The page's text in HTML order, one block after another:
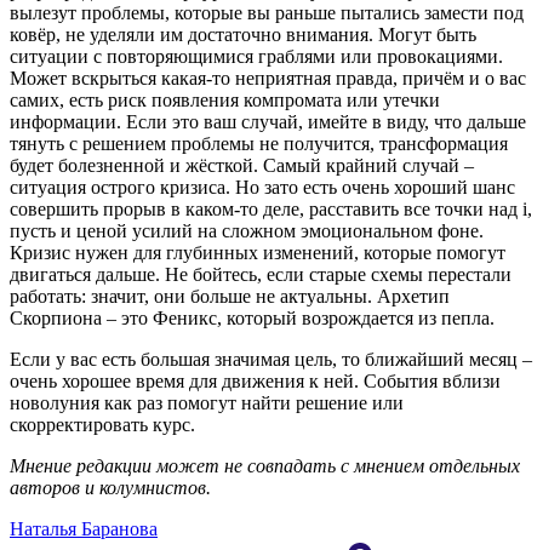
вылезут проблемы, которые вы раньше пытались замести под
ковёр, не уделяли им достаточно внимания. Могут быть
ситуации с повторяющимися граблями или провокациями.
Может вскрыться какая-то неприятная правда, причём и о вас
самих, есть риск появления компромата или утечки
информации. Если это ваш случай, имейте в виду, что дальше
тянуть с решением проблемы не получится, трансформация
будет болезненной и жёсткой. Самый крайний случай –
ситуация острого кризиса. Но зато есть очень хороший шанс
совершить прорыв в каком-то деле, расставить все точки над i,
пусть и ценой усилий на сложном эмоциональном фоне.
Кризис нужен для глубинных изменений, которые помогут
двигаться дальше. Не бойтесь, если старые схемы перестали
работать: значит, они больше не актуальны. Архетип
Скорпиона – это Феникс, который возрождается из пепла.
Если у вас есть большая значимая цель, то ближайший месяц –
очень хорошее время для движения к ней. События вблизи
новолуния как раз помогут найти решение или
скорректировать курс.
Мнение редакции может не совпадать с мнением отдельных
авторов и колумнистов.
Наталья Баранова